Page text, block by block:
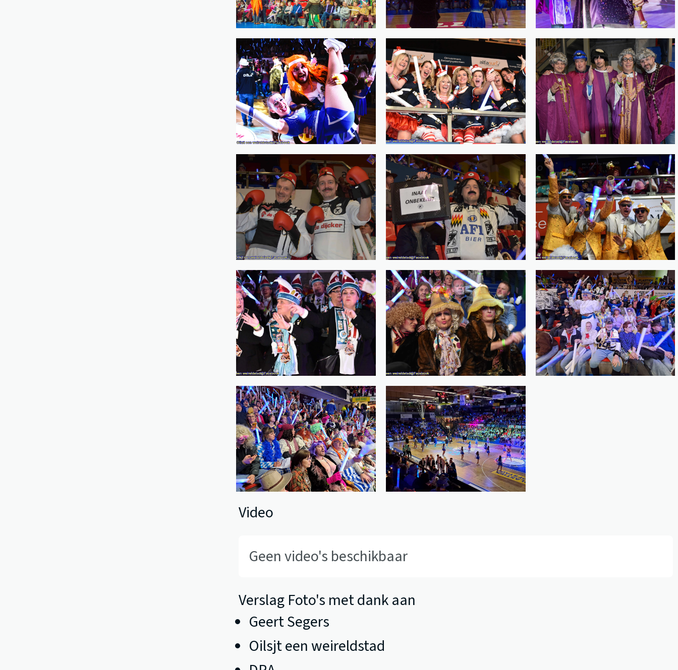
Video
Geen video's beschikbaar
Verslag Foto's met dank aan
Geert Segers
Oilsjt een weireldstad